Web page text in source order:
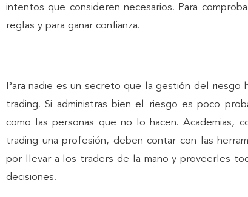
intentos que consideren necesarios. Para
reglas y para ganar confianza.
Para nadie es un secreto que la gestión del riesgo
trading. Si administras bien el riesgo es poco
como las personas que no lo hacen. Academias,
trading una profesión, deben contar con las
por llevar a los traders de la mano y proveerles
decisiones.